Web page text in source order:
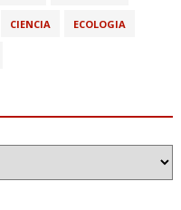
CIENCIA ECOLOGIA